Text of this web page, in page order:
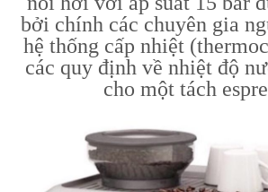
bởi chính các chuyên gia
hệ thống cấp nhiệt
các quy định về nhiệt độ
cho một tách